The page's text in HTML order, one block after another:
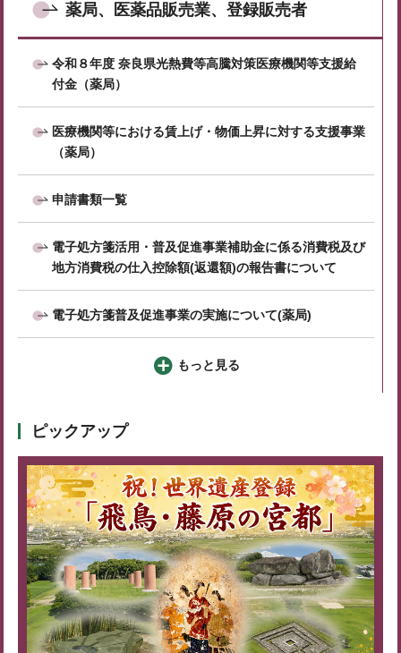
薬局、医薬品販売業、登録販売者
令和８年度 奈良県光熱費等高騰対策医療機関等支援給
付金（薬局）
医療機関等における賃上げ・物価上昇に対する支援事業
（薬局）
申請書類一覧
電子処方箋活用・普及促進事業補助金に係る消費税及び
地方消費税の仕入控除額(返還額)の報告書について
電子処方箋普及促進事業の実施について(薬局)
もっと見る
ピックアップ